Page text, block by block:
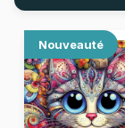
Nouveauté